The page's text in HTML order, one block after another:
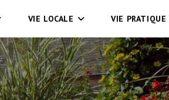
VIE LOCALE VIE PRATIQUE